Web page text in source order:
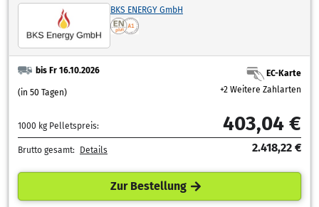
BKS ENERGY GmbH
bis Fr 16.10.2026
(in 50 Tagen)
EC-Karte
+2 Weitere Zahlarten
1000 kg Pelletspreis: 403,04 €
Brutto gesamt: Details 2.418,22 €
Zur Bestellung